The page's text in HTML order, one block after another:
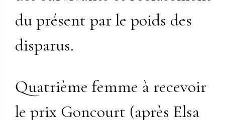
du présent par le poids des
disparus.
Quatrième femme à recevoir
le prix Goncourt (après Elsa